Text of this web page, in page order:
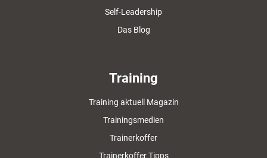
Self-Leadership
Das Blog
Training
Training aktuell Magazin
Trainingsmedien
Trainerkoffer
Trainerkoffer Tipps